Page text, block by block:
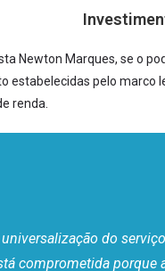
Newton Marques, se o
estabelecidas pelo marco
renda.
universalização do
comprometida porque